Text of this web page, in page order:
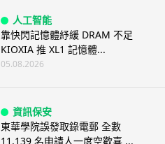
人工智能
靠快閃記憶體紓緩 DRAM 不足
KIOXIA 推 XL1 記憶體...
05.08.2026
資訊保安
東華學院誤發取錄電郵 全數
11,139 名申請人一度空歡喜 ...